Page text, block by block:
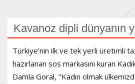
Kavanoz dipli dünyanın
Türkiye’nin ilk ve tek yerli üretimli
hazırlanan sos markasını kuran
Damla Goral, ‘’Kadın olmak